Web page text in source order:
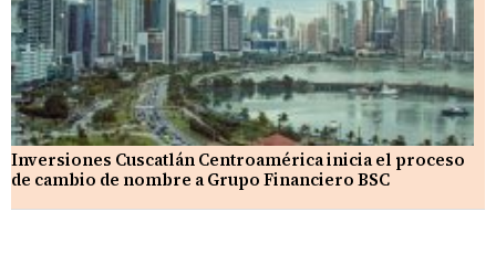
Inversiones Cuscatlán Centroamérica inicia el proceso
de cambio de nombre a Grupo Financiero BSC